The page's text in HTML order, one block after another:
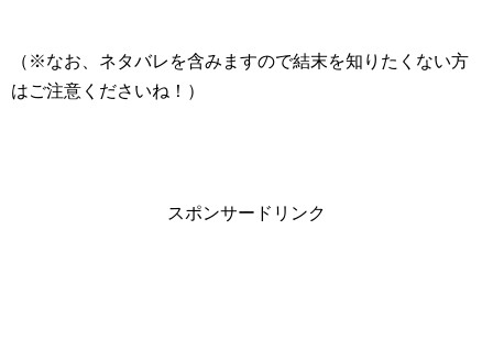
（※なお、ネタバレを含みますので結末を知りたくない方
はご注意くださいね！）
スポンサードリンク